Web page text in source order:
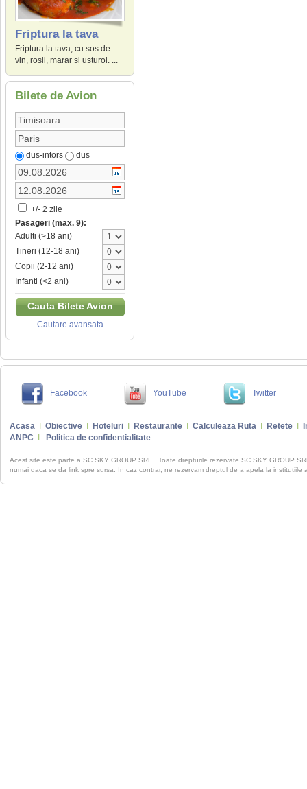
Friptura la tava
Friptura la tava, cu sos de
vin, rosii, marar si usturoi. ...
Bilete de Avion
dus-intors dus
+/- 2 zile
Pasageri (max. 9):
Adulti (>18 ani)
Tineri (12-18 ani)
Copii (2-12 ani)
Infanti (<2 ani)
Cauta Bilete Avion
Cautare avansata
Facebook YouTube Twitter
Acasa Obiective Hoteluri Restaurante Calculeaza Ruta Retete
ANPC
Politica de confidentialitate
Acest site este parte a SC SKY GROUP SRL . Toate drepturile rezervate SC SKY GROUP
numai daca se da link spre sursa. In caz contrar, ne rezervam dreptul de a apela la institutiile